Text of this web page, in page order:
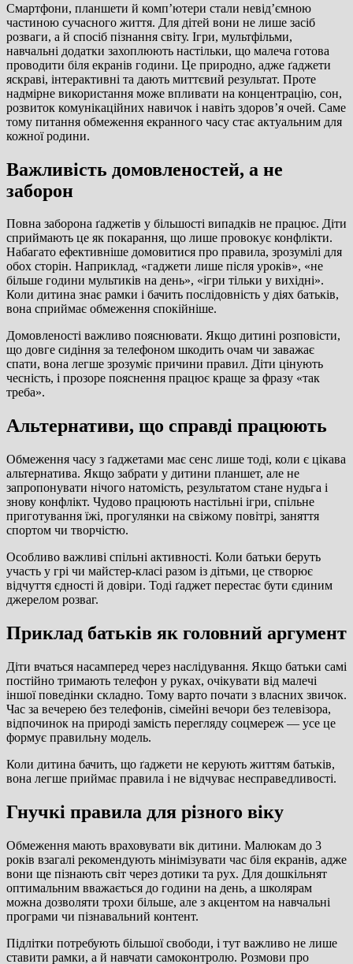
Смартфони, планшети й комп’ютери стали невід’ємною
частиною сучасного життя. Для дітей вони не лише засіб
розваги, а й спосіб пізнання світу. Ігри, мультфільми,
навчальні додатки захоплюють настільки, що малеча готова
проводити біля екранів години. Це природно, адже ґаджети
яскраві, інтерактивні та дають миттєвий результат. Проте
надмірне використання може впливати на концентрацію, сон,
розвиток комунікаційних навичок і навіть здоров’я очей. Саме
тому питання обмеження екранного часу стає актуальним для
кожної родини.
Важливість домовленостей, а не
заборон
Повна заборона ґаджетів у більшості випадків не працює. Діти
сприймають це як покарання, що лише провокує конфлікти.
Набагато ефективніше домовитися про правила, зрозумілі для
обох сторін. Наприклад, «гаджети лише після уроків», «не
більше години мультиків на день», «ігри тільки у вихідні».
Коли дитина знає рамки і бачить послідовність у діях батьків,
вона сприймає обмеження спокійніше.
Домовленості важливо пояснювати. Якщо дитині розповісти,
що довге сидіння за телефоном шкодить очам чи заважає
спати, вона легше зрозуміє причини правил. Діти цінують
чесність, і прозоре пояснення працює краще за фразу «так
треба».
Альтернативи, що справді працюють
Обмеження часу з ґаджетами має сенс лише тоді, коли є цікава
альтернатива. Якщо забрати у дитини планшет, але не
запропонувати нічого натомість, результатом стане нудьга і
знову конфлікт. Чудово працюють настільні ігри, спільне
приготування їжі, прогулянки на свіжому повітрі, заняття
спортом чи творчістю.
Особливо важливі спільні активності. Коли батьки беруть
участь у грі чи майстер-класі разом із дітьми, це створює
відчуття єдності й довіри. Тоді ґаджет перестає бути єдиним
джерелом розваг.
Приклад батьків як головний аргумент
Діти вчаться насамперед через наслідування. Якщо батьки самі
постійно тримають телефон у руках, очікувати від малечі
іншої поведінки складно. Тому варто почати з власних звичок.
Час за вечерею без телефонів, сімейні вечори без телевізора,
відпочинок на природі замість перегляду соцмереж — усе це
формує правильну модель.
Коли дитина бачить, що ґаджети не керують життям батьків,
вона легше приймає правила і не відчуває несправедливості.
Гнучкі правила для різного віку
Обмеження мають враховувати вік дитини. Малюкам до 3
років взагалі рекомендують мінімізувати час біля екранів, адже
вони ще пізнають світ через дотики та рух. Для дошкільнят
оптимальним вважається до години на день, а школярам
можна дозволяти трохи більше, але з акцентом на навчальні
програми чи пізнавальний контент.
Підлітки потребують більшої свободи, і тут важливо не лише
ставити рамки, а й навчати самоконтролю. Розмови про